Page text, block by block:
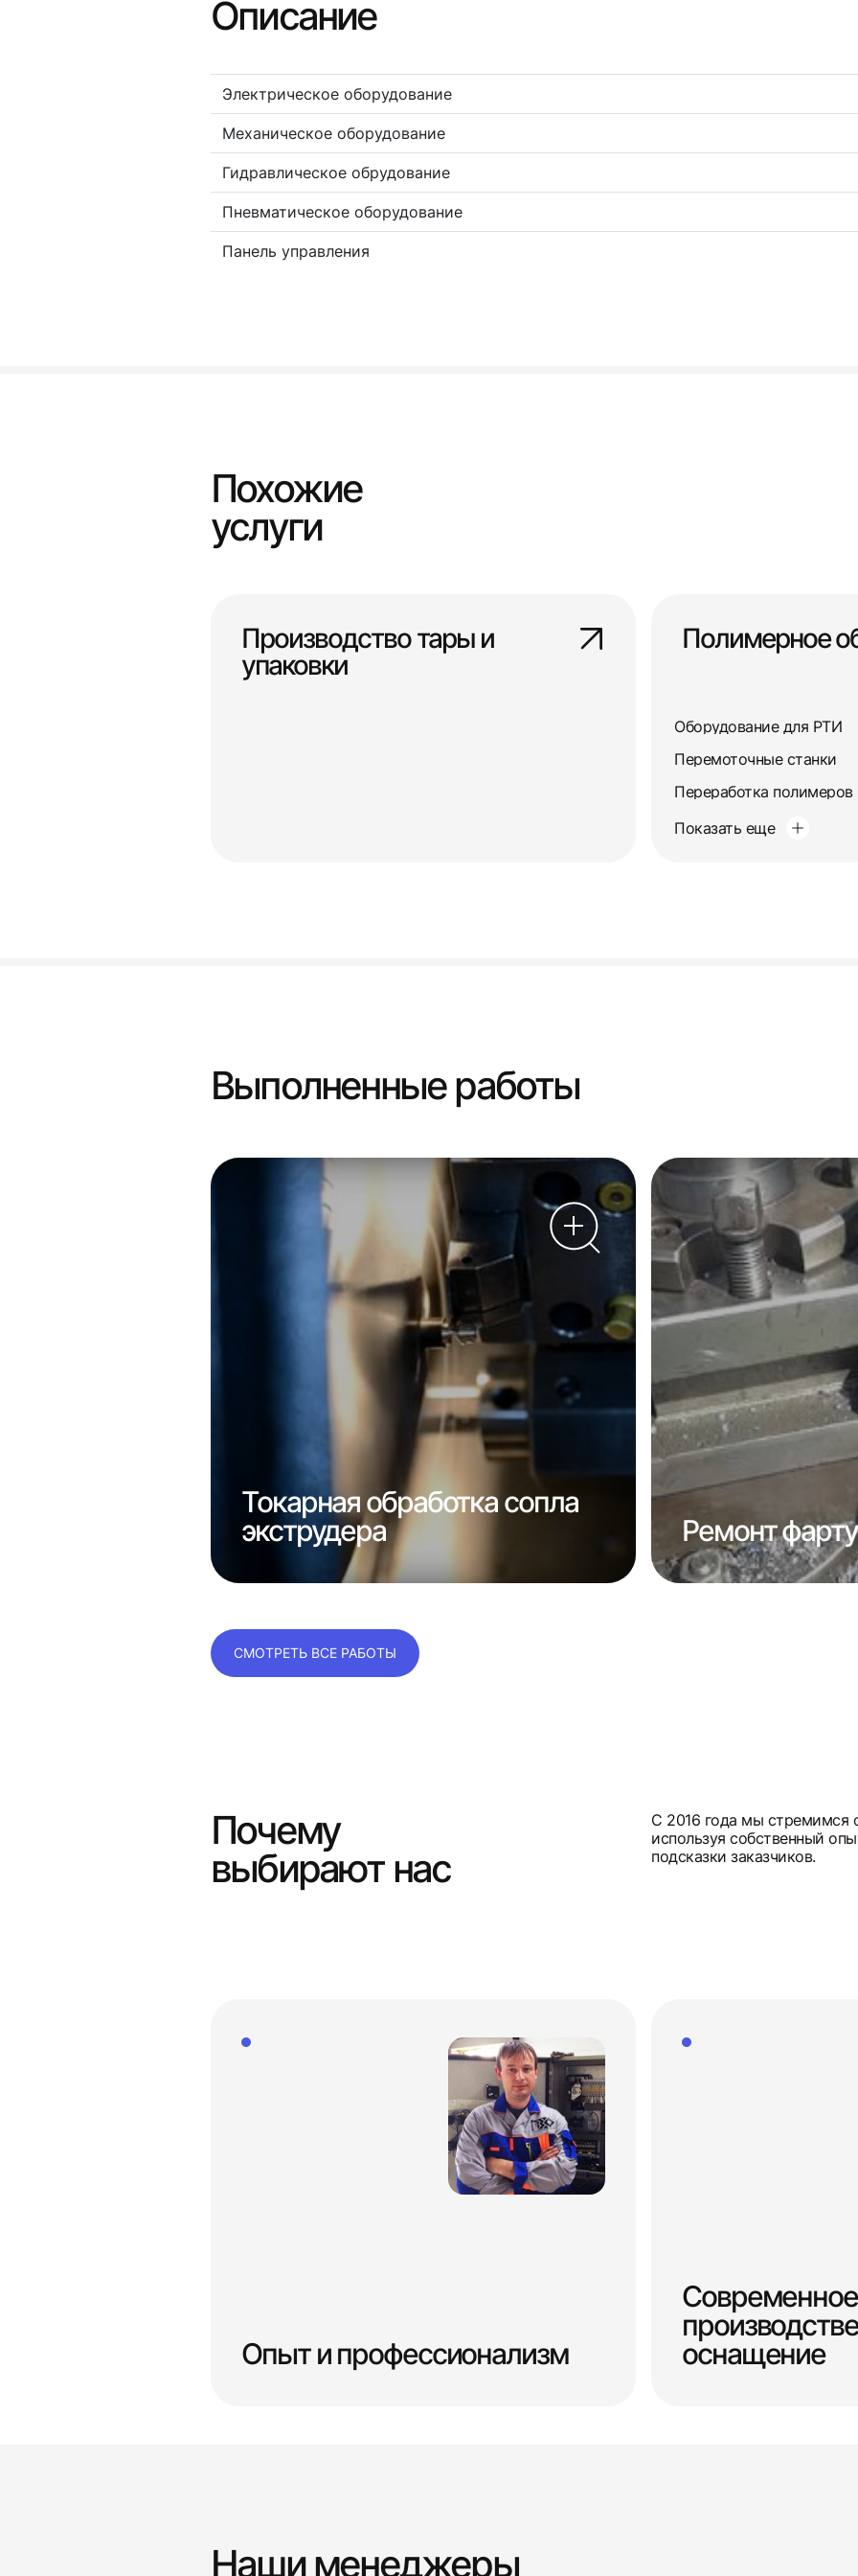
Описание
Электрическое оборудование
Механическое оборудование
Гидравлическое обрудование
Пневматическое оборудование
Панель управления
Похожие
услуги
Производство тары и
упаковки
Полимерное
Оборудование для РТИ
Перемоточные станки
Переработка полимеров
Показать еще
Выполненные работы
Токарная обработка сопла
экструдера
Ремонт
СМОТРЕТЬ ВСЕ РАБОТЫ
Почему
выбирают нас
С 2016 года мы стремимся
используя собственный
подсказки заказчиков.
Опыт и профессионализм
Современное
оснащение
Наши менеджеры